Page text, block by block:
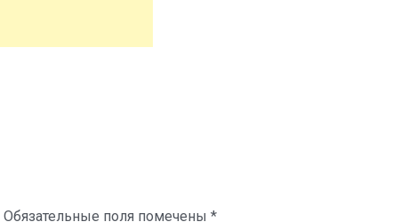
Обязательные поля помечены *